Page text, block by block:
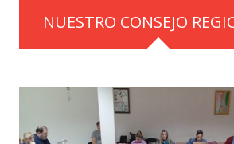
NUESTRO CONSEJO